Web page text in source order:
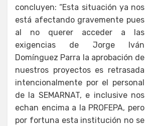
concluyen: “Esta situación ya nos
está afectando gravemente pues
al no querer acceder a las
exigencias de Jorge Iván
Domínguez Parra la aprobación de
nuestros proyectos es retrasada
intencionalmente por el personal
de la SEMARNAT, e inclusive nos
echan encima a la PROFEPA, pero
por fortuna esta institución no se